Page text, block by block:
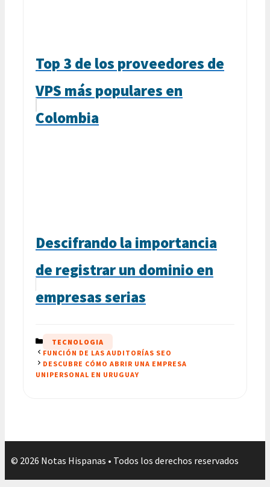
Top 3 de los proveedores de
VPS más populares en
Colombia
Descifrando la importancia
de registrar un dominio en
empresas serias
CATEGORÍAS
TECNOLOGIA
FUNCIÓN DE LAS AUDITORÍAS SEO
DESCUBRE CÓMO ABRIR UNA EMPRESA
UNIPERSONAL EN URUGUAY
© 2026 Notas Hispanas • Todos los derechos reservados